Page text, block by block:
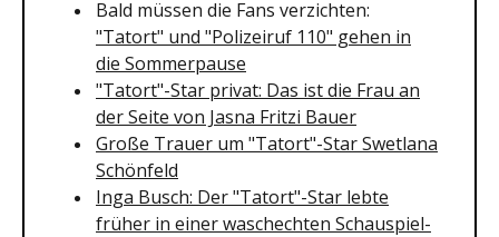
Bald müssen die Fans verzichten:
"Tatort" und "Polizeiruf 110" gehen in
die Sommerpause
"Tatort"-Star privat: Das ist die Frau an
der Seite von Jasna Fritzi Bauer
Große Trauer um "Tatort"-Star Swetlana
Schönfeld
Inga Busch: Der "Tatort"-Star lebte
früher in einer waschechten Schauspiel-